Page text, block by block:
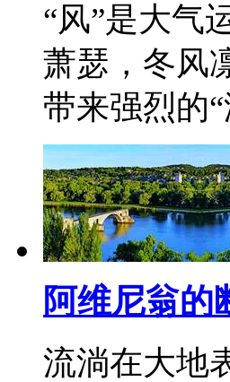
“风”是大气
萧瑟，冬风
带来强烈的
阿维尼翁的
流淌在大地